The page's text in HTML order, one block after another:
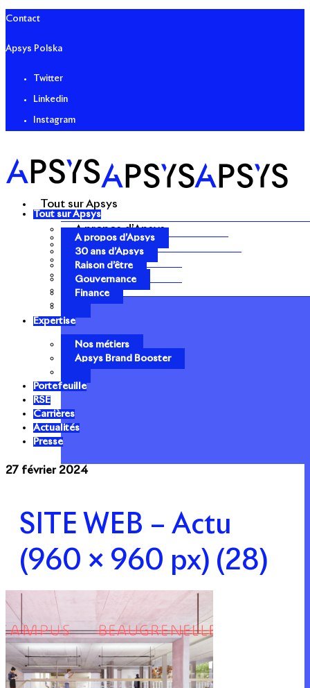
Contact
Apsys Polska
Twitter
Linkedin
Instagram
Tout sur Apsys
A propos d’Apsys
30 ans d’Apsys
Raison d’être
Gouvernance
Finance
Tout sur Apsys
A propos d’Apsys
30 ans d’Apsys
Raison d’être
Gouvernance
Finance
Expertise
Nos métiers
Apsys Brand Booster
Portefeuille
RSE
Carrières
Actualités
Presse
27 février 2024
SITE WEB – Actu
(960 × 960 px) (28)